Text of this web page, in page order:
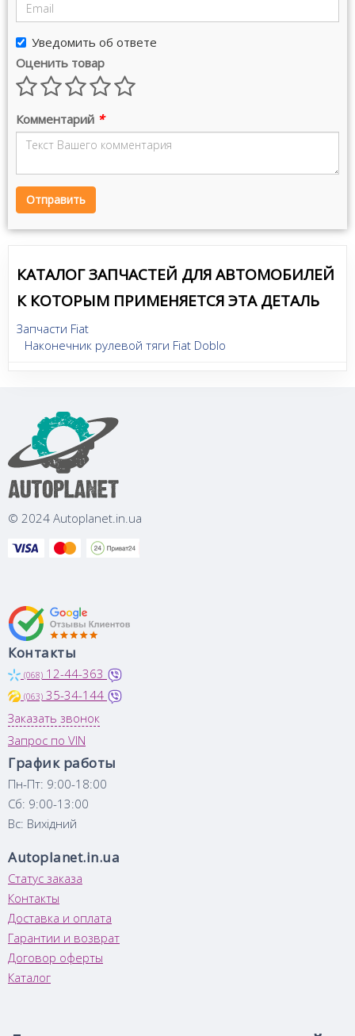
Уведомить об ответе
Оценить товар
Комментарий *
Отправить
КАТАЛОГ ЗАПЧАСТЕЙ ДЛЯ АВТОМОБИЛЕЙ
К КОТОРЫМ ПРИМЕНЯЕТСЯ ЭТА ДЕТАЛЬ
Запчасти Fiat
Наконечник рулевой тяги Fiat Doblo
© 2024 Autoplanet.in.ua
Контакты
(068) 12-44-363
(063) 35-34-144
Заказать звонок
Запрос по VIN
График работы
Пн-Пт: 9:00-18:00
Сб: 9:00-13:00
Вс: Вихідний
Autoplanet.in.ua
Статус заказа
Контакты
Доставка и оплата
Гарантии и возврат
Договор оферты
Каталог